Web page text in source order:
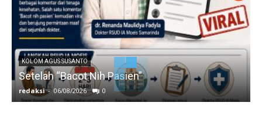
KOLOM AGUS SUSANTO
Setelah “Bacot Nih Pasien”
redaksi - 06/08/2026 0